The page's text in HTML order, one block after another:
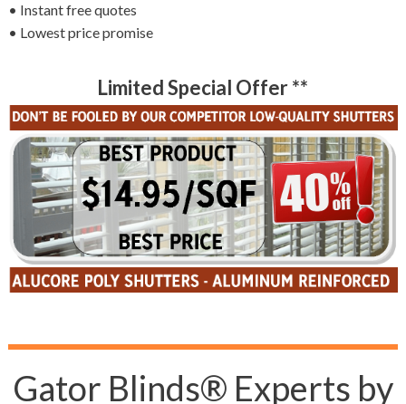
• Instant free quotes
• Lowest price promise
Limited Special Offer **
Gator Blinds® Experts by